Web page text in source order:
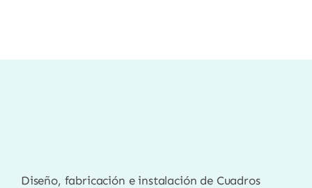
Diseño, fabricación e instalación de Cuadros